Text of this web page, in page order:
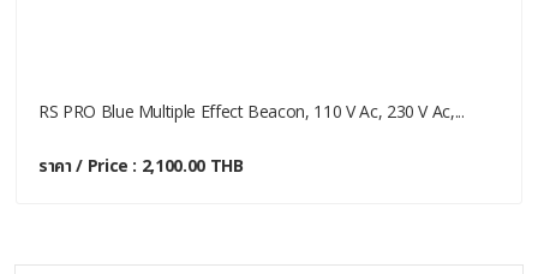
RS PRO Blue Multiple Effect Beacon, 110 V Ac, 230 V Ac,...
ราคา / Price : 2,100.00 THB